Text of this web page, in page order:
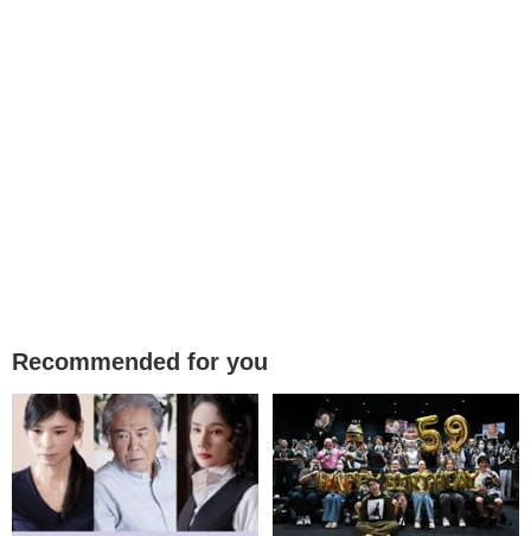
Recommended for you